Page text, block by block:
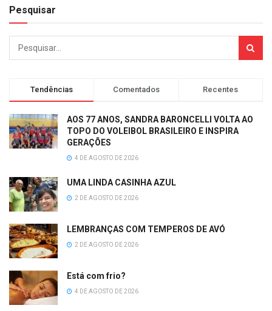
Pesquisar
Tendências Comentados Recentes
AOS 77 ANOS, SANDRA BARONCELLI VOLTA AO
TOPO DO VOLEIBOL BRASILEIRO E INSPIRA
GERAÇÕES
4 DE AGOSTO DE 2026
UMA LINDA CASINHA AZUL
2 DE AGOSTO DE 2026
LEMBRANÇAS COM TEMPEROS DE AVÓ
2 DE AGOSTO DE 2026
Está com frio?
4 DE AGOSTO DE 2026